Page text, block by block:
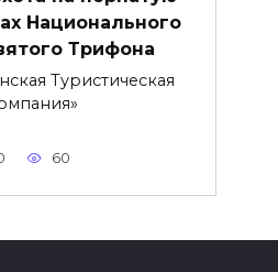
Национального
Трифона
Туристическая
60